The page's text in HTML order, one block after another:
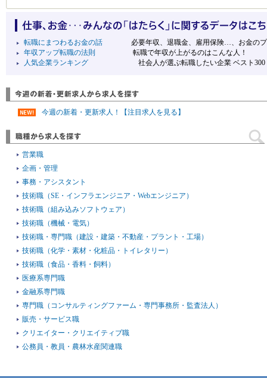
転職にまつわるお金の話 必要年収、退職金、雇用保険…、お金のプ
年収アップ転職の法則
転職で年収が上がるのはこんな人！
人気企業ランキング 社会人が選ぶ転職したい企業 ベスト300
今週の新着・更新求人！【注目求人を見る】
営業職
企画・管理
事務・アシスタント
技術職（SE・インフラエンジニア・Webエンジニア）
技術職（組み込みソフトウェア）
技術職（機械・電気）
技術職・専門職（建設・建築・不動産・プラント・工場）
技術職（化学・素材・化粧品・トイレタリー）
技術職（食品・香料・飼料）
医療系専門職
金融系専門職
専門職（コンサルティングファーム・専門事務所・監査法人）
販売・サービス職
クリエイター・クリエイティブ職
公務員・教員・農林水産関連職